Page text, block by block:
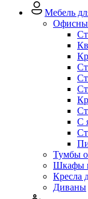
Мебель
С
Тумбы
Шкафы
Кресла
Диваны